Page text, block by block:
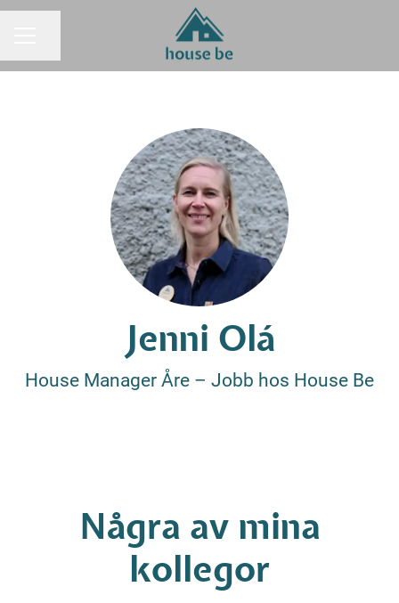
Jenni Olá
House Manager Åre – Jobb hos House Be
Några av mina
kollegor